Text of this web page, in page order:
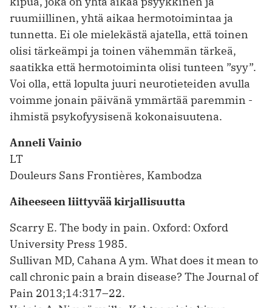
ruumiillinen, yhtä aikaa hermotoimintaa ja
tunnetta. Ei ole mielekästä ajatella, että toinen
olisi tärkeämpi ja toinen vähemmän tärkeä,
saatikka että ­hermotoiminta olisi tunteen ”syy”.
Voi olla, että ­lopulta juuri neurotieteiden avulla
voimme ­jonain päivänä ymmärtää paremmin ­
ihmistä psykofyysisenä kokonaisuutena.
Anneli Vainio
LT
Douleurs Sans Frontières, Kambodza
Aiheeseen liittyvää kirjallisuutta
Scarry E. The body in pain. Oxford: Oxford
University Press 1985.
Sullivan MD, Cahana A ym. What does it mean to
call chronic pain a brain disease? The Journal of
Pain 2013;14:317–22.